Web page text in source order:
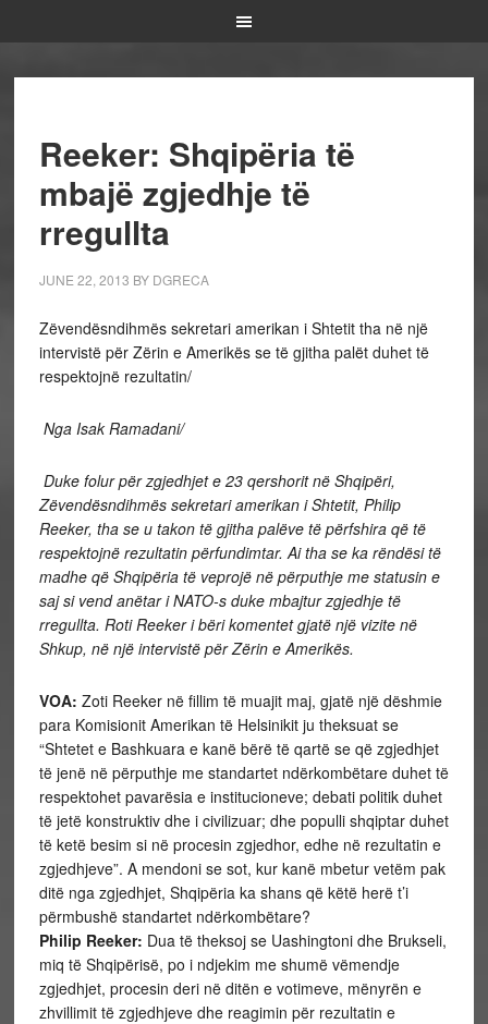
Reeker: Shqipëria të
mbajë zgjedhje të
rregullta
JUNE 22, 2013 BY DGRECA
Zëvendësndihmës sekretari amerikan i Shtetit tha në një
intervistë për Zërin e Amerikës se të gjitha palët duhet të
respektojnë rezultatin/
Nga Isak Ramadani/
Duke folur për zgjedhjet e 23 qershorit në Shqipëri,
Zëvendësndihmës sekretari amerikan i Shtetit, Philip
Reeker, tha se u takon të gjitha palëve të përfshira që të
respektojnë rezultatin përfundimtar. Ai tha se ka rëndësi të
madhe që Shqipëria të veprojë në përputhje me statusin e
saj si vend anëtar i NATO-s duke mbajtur zgjedhje të
rregullta. Roti Reeker i bëri komentet gjatë një vizite në
Shkup, në një intervistë për Zërin e Amerikës.
VOA: Zoti Reeker në fillim të muajit maj, gjatë një dëshmie
para Komisionit Amerikan të Helsinikit ju theksuat se
“Shtetet e Bashkuara e kanë bërë të qartë se që zgjedhjet
të jenë në përputhje me standartet ndërkombëtare duhet të
respektohet pavarësia e institucioneve; debati politik duhet
të jetë konstruktiv dhe i civilizuar; dhe populli shqiptar duhet
të ketë besim si në procesin zgjedhor, edhe në rezultatin e
zgjedhjeve”. A mendoni se sot, kur kanë mbetur vetëm pak
ditë nga zgjedhjet, Shqipëria ka shans që këtë herë t’i
përmbushë standartet ndërkombëtare?
Philip Reeker: Dua të theksoj se Uashingtoni dhe Brukseli,
miq të Shqipërisë, po i ndjekim me shumë vëmendje
zgjedhjet, procesin deri në ditën e votimeve, mënyrën e
zhvillimit të zgjedhjeve dhe reagimin për rezultatin e